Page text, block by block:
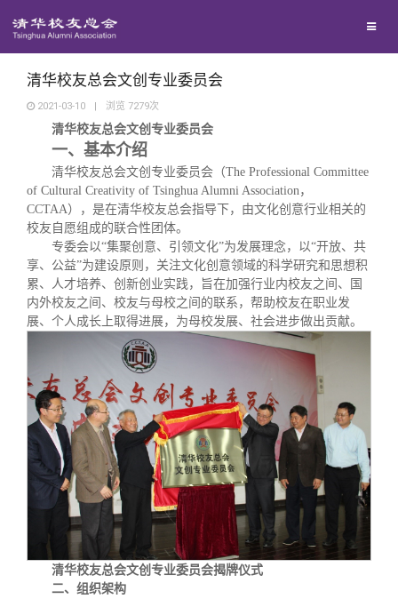
西南联大校友会
回馈母校
捐赠项目
捐赠新闻
捐赠纪事
捐赠方法
义工计划
媒体平台
《清华校友通讯》
《水木清华》
我要订阅
新媒体平台
百年清华
清华人物
清华故事
青春风采
校友文苑
校友讲坛
校友视界
校友服务
终身学习
信息化服务
三创大赛
实用信息
校友总会
总会简介
会长致辞
总会章程
理事会名单
关闭
清华校友总会文创专业委员会
2021-03-10 | 浏览 7279次
清华校友总会文创专业委员会
一、基本介绍
清华校友总会文创专业委员会（The Professional Committee
of Cultural Creativity of Tsinghua Alumni Association，
CCTAA），是在清华校友总会指导下，由文化创意行业相关的
校友自愿组成的联合性团体。
专委会以“集聚创意、引领文化”为发展理念，以“开放、共
享、公益”为建设原则，关注文化创意领域的科学研究和思想积
累、人才培养、创新创业实践，旨在加强行业内校友之间、国
内外校友之间、校友与母校之间的联系，帮助校友在职业发
展、个人成长上取得进展，为母校发展、社会进步做出贡献。
清华校友总会文创专业委员会揭牌仪式
二、组织架构